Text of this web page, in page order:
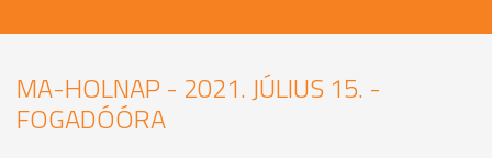
MA-HOLNAP - 2021. JÚLIUS 15. -
FOGADÓÓRA